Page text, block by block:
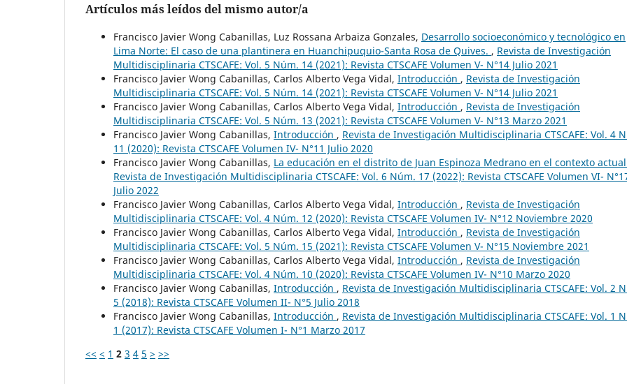
Artículos más leídos del mismo autor/a
Francisco Javier Wong Cabanillas, Luz Rossana Arbaiza Gonzales, Desarrollo socioeconómico y tecnológico en
Lima Norte: El caso de una plantinera en Huanchipuquio-Santa Rosa de Quives. , Revista de Investigación
Multidisciplinaria CTSCAFE: Vol. 5 Núm. 14 (2021): Revista CTSCAFE Volumen V- N°14 Julio 2021
Francisco Javier Wong Cabanillas, Carlos Alberto Vega Vidal, Introducción , Revista de Investigación
Multidisciplinaria CTSCAFE: Vol. 5 Núm. 14 (2021): Revista CTSCAFE Volumen V- N°14 Julio 2021
Francisco Javier Wong Cabanillas, Carlos Alberto Vega Vidal, Introducción , Revista de Investigación
Multidisciplinaria CTSCAFE: Vol. 5 Núm. 13 (2021): Revista CTSCAFE Volumen V- N°13 Marzo 2021
Francisco Javier Wong Cabanillas, Introducción , Revista de Investigación Multidisciplinaria CTSCAFE: Vol. 4
11 (2020): Revista CTSCAFE Volumen IV- N°11 Julio 2020
Francisco Javier Wong Cabanillas, La educación en el distrito de Juan Espinoza Medrano en el contexto actual
Revista de Investigación Multidisciplinaria CTSCAFE: Vol. 6 Núm. 17 (2022): Revista CTSCAFE Volumen VI-
Julio 2022
Francisco Javier Wong Cabanillas, Carlos Alberto Vega Vidal, Introducción , Revista de Investigación
Multidisciplinaria CTSCAFE: Vol. 4 Núm. 12 (2020): Revista CTSCAFE Volumen IV- N°12 Noviembre 2020
Francisco Javier Wong Cabanillas, Carlos Alberto Vega Vidal, Introducción , Revista de Investigación
Multidisciplinaria CTSCAFE: Vol. 5 Núm. 15 (2021): Revista CTSCAFE Volumen V- N°15 Noviembre 2021
Francisco Javier Wong Cabanillas, Carlos Alberto Vega Vidal, Introducción , Revista de Investigación
Multidisciplinaria CTSCAFE: Vol. 4 Núm. 10 (2020): Revista CTSCAFE Volumen IV- N°10 Marzo 2020
Francisco Javier Wong Cabanillas, Introducción , Revista de Investigación Multidisciplinaria CTSCAFE: Vol. 2
5 (2018): Revista CTSCAFE Volumen II- N°5 Julio 2018
Francisco Javier Wong Cabanillas, Introducción , Revista de Investigación Multidisciplinaria CTSCAFE: Vol. 1
1 (2017): Revista CTSCAFE Volumen I- N°1 Marzo 2017
<< < 1 2 3 4 5 > >>